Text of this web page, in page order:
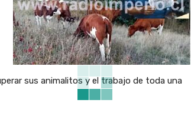
sus animalitos y el trabajo de toda una